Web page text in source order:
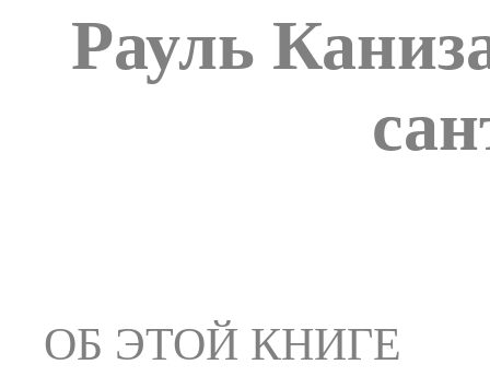
Рауль
ОБ ЭТОЙ КНИГЕ